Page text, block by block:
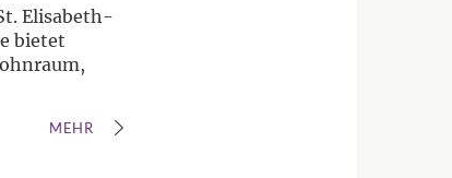
Elisabeth-
bietet
MEHR